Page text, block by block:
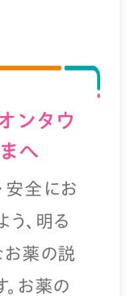
ンタウ
へ
安全にお
、明る
お薬の説
お薬の